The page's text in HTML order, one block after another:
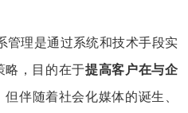
管理是通过系统和技术手段实
略，目的在于提高客户在与企
但伴随着社会化媒体的诞生、